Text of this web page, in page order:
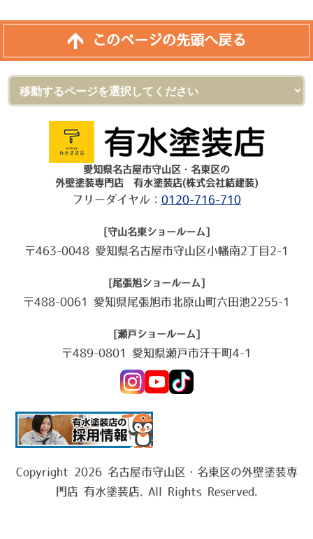
このページの先頭へ戻る
愛知県名古屋市守山区・名東区の
外壁塗装専門店 有水塗装店(株式会社結建装)
フリーダイヤル： 0120-716-710
[守山名東ショールーム]
〒463-0048 愛知県名古屋市守山区小幡南2丁目2-1
[尾張旭ショールーム]
〒488-0061 愛知県尾張旭市北原山町六田池2255-1
[瀬戸ショールーム]
〒489-0801 愛知県瀬戸市汗干町4-1
Copyright 2026 名古屋市守山区・名東区の外壁塗装専
門店 有水塗装店. All Rights Reserved.